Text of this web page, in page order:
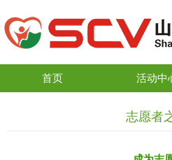
首页 活动中
志愿者